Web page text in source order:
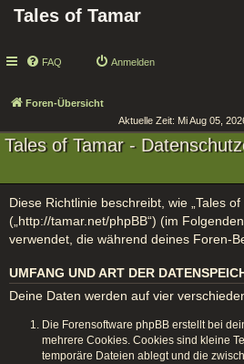
Tales of Tamar
FAQ Anmelden
Foren-Übersicht
Aktuelle Zeit: Mi Aug 05,
Tales of Tamar -
Diese Richtlinie beschreibt, wie „Tales of
(„http://tamar.net/phpBB“) (im
verwendet, die während deines Foren-
UMFANG UND ART DER
Deine Daten werden auf vier
Die Forensoftware phpBB erstellt bei
mehrere Cookies. Cookies sind kleine
temporäre Dateien ablegt und die